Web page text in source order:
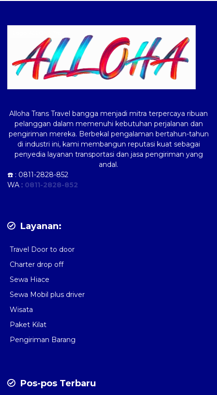
Alloha Trans Travel bangga menjadi mitra terpercaya ribuan
pelanggan dalam memenuhi kebutuhan perjalanan dan
pengiriman mereka. Berbekal pengalaman bertahun-tahun
di industri ini, kami membangun reputasi kuat sebagai
penyedia layanan transportasi dan jasa pengiriman yang
andal.
☎️ : 0811-2828-852
WA : 0811-2828-852
Layanan:
Travel Door to door
Charter drop off
Sewa Hiace
Sewa Mobil plus driver
Wisata
Paket Kilat
Pengiriman Barang
Pos-pos Terbaru